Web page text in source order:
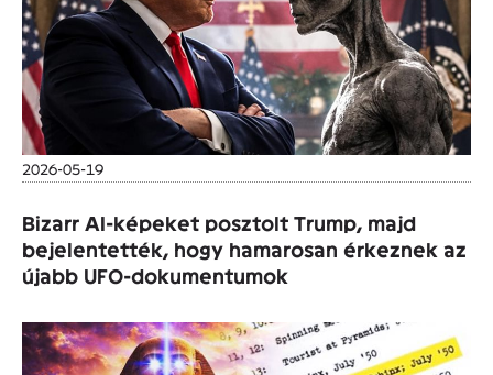
2026-05-19
Bizarr AI-képeket posztolt Trump, majd
bejelentették, hogy hamarosan érkeznek az
újabb UFO-dokumentumok